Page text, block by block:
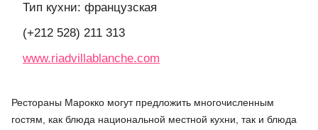
Тип кухни: французская
(+212 528) 211 313
www.riadvillablanche.com
Рестораны Марокко могут предложить многочисленным
гостям, как блюда национальной местной кухни, так и блюда